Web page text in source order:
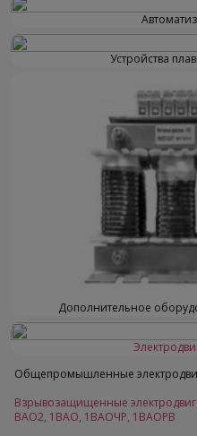
Устройства
Дополнительное
Общепромышленные
Взрывозащищенные
ВАO2, 1ВАО, 1ВАОЧР, 1ВАОРВ